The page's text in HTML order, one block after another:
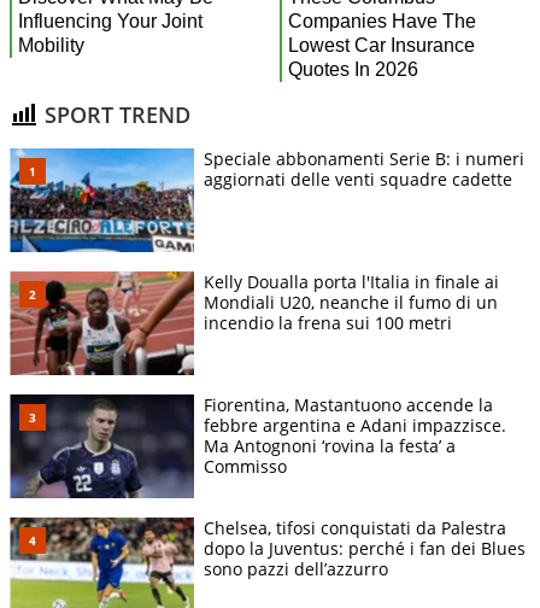
SPORT TREND
Speciale abbonamenti Serie B: i numeri
aggiornati delle venti squadre cadette
Kelly Doualla porta l'Italia in finale ai
Mondiali U20, neanche il fumo di un
incendio la frena sui 100 metri
Fiorentina, Mastantuono accende la
febbre argentina e Adani impazzisce.
Ma Antognoni ‘rovina la festa’ a
Commisso
Chelsea, tifosi conquistati da Palestra
dopo la Juventus: perché i fan dei Blues
sono pazzi dell’azzurro